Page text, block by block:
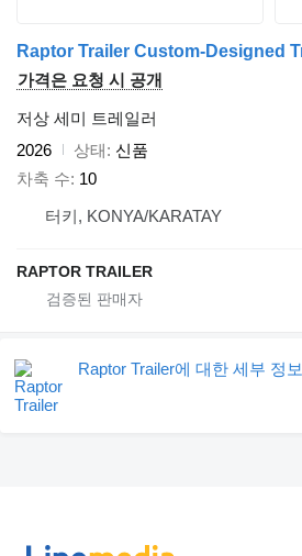
가격은 요청 시 공개
저상 세미 트레일러
2026
상태
신품
차축 수 10
터키, KONYA/KARATAY
RAPTOR TRAILER
Raptor Trailer에 대한 세부 정보